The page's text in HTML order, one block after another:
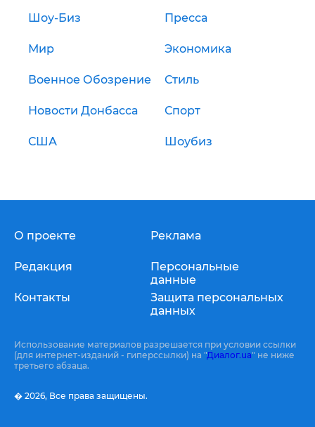
Шоу-Биз Пресса
Мир Экономика
Военное Обозрение Стиль
Новости Донбасса Спорт
США Шоубиз
О проекте
Редакция
Контакты
Реклама
Персональные
данные
Защита персональных
данных
Использование материалов разрешается при условии ссылки
(для интернет-изданий - гиперссылки) на "Диалог.ua" не ниже
третьего абзаца.
� 2026, Все права защищены.